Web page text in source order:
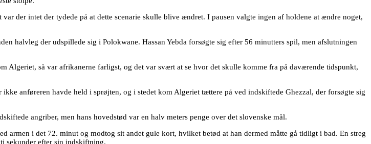
der intet der tydede på at dette scenarie skulle blive ændret. I pausen valgte ingen af holdene at ændre noget,
halvleg der udspillede sig i Polokwane. Hassan Yebda forsøgte sig efter 56 minutters spil, men afslutningen
Algeriet, så var afrikanerne farligst, og det var svært at se hvor det skulle komme fra på daværende tidspunkt,
anføreren havde held i sprøjten, og i stedet kom Algeriet tættere på ved indskiftede Ghezzal, der forsøgte sig
angriber, men hans hovedstød var en halv meters penge over det slovenske mål.
armen i det 72. minut og modtog sit andet gule kort, hvilket betød at han dermed måtte gå tidligt i bad. En streg
sekunder efter sin indskiftning.